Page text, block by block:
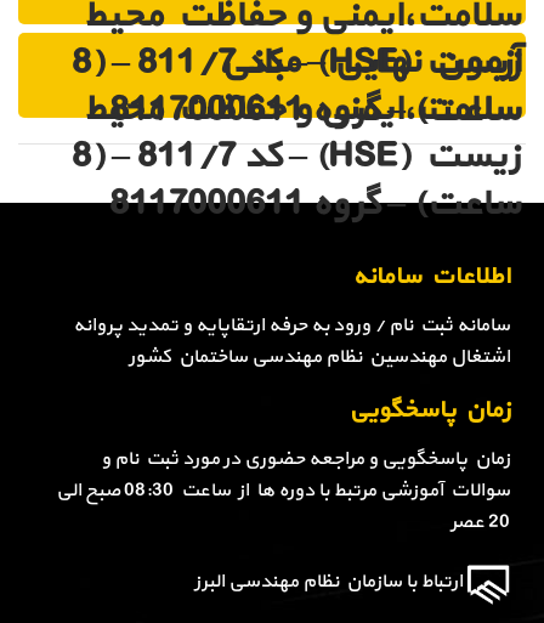
سلامت،ایمنی و حفاظت محیط
زیست (HSE) – کد 811/7 – (8
ساعت) – گروه 8117000611
آزمون نهایی – مبانی
سلامت،ایمنی و حفاظت محیط
زیست (HSE) – کد 811/7 – (8
ساعت) – گروه 8117000611
اطلاعات سامانه
سامانه ثبت نام / ورود به حرفه ارتقاپایه و تمدید پروانه
اشتغال مهندسین نظام مهندسی ساختمان کشور
زمان پاسخگویی
زمان پاسخگویی و مراجعه حضوری در مورد ثبت نام و
سوالات آموزشی مرتبط با دوره ها از ساعت 08:30 صبح الی
20 عصر
ارتباط با سازمان نظام مهندسی البرز